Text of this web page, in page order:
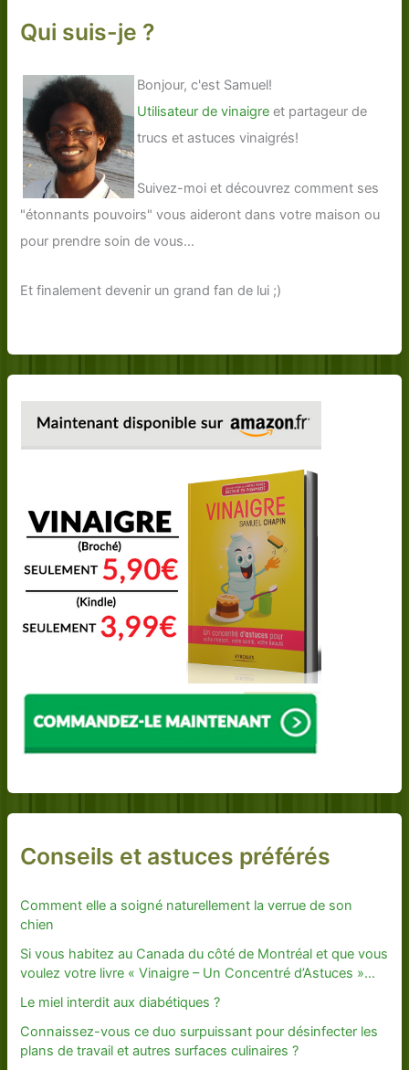
Qui suis-je ?
Bonjour, c'est Samuel!
Utilisateur de vinaigre et partageur de
trucs et astuces vinaigrés!
Suivez-moi et découvrez comment ses
"étonnants pouvoirs" vous aideront dans votre maison ou
pour prendre soin de vous...
Et finalement devenir un grand fan de lui ;)
Conseils et astuces préférés
Comment elle a soigné naturellement la verrue de son
chien
Si vous habitez au Canada du côté de Montréal et que vous
voulez votre livre « Vinaigre – Un Concentré d’Astuces »…
Le miel interdit aux diabétiques ?
Connaissez-vous ce duo surpuissant pour désinfecter les
plans de travail et autres surfaces culinaires ?